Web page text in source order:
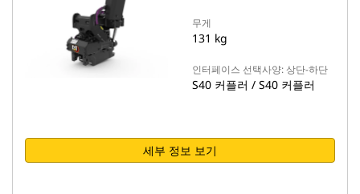
무게
131 kg
인터페이스 선택사양: 상단-하단
S40 커플러 / S40 커플러
세부 정보 보기